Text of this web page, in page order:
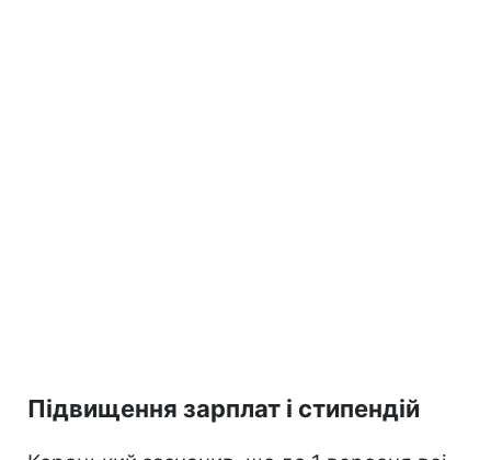
Підвищення зарплат і стипендій